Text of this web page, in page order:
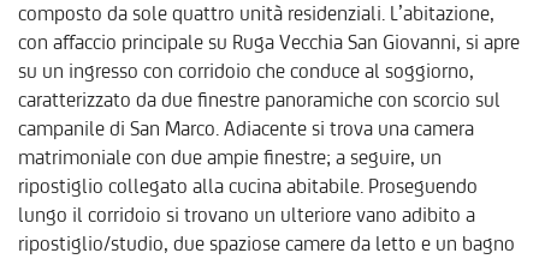
composto da sole quattro unità residenziali. L’abitazione,
con affaccio principale su Ruga Vecchia San Giovanni, si apre
su un ingresso con corridoio che conduce al soggiorno,
caratterizzato da due finestre panoramiche con scorcio sul
campanile di San Marco. Adiacente si trova una camera
matrimoniale con due ampie finestre; a seguire, un
ripostiglio collegato alla cucina abitabile. Proseguendo
lungo il corridoio si trovano un ulteriore vano adibito a
ripostiglio/studio, due spaziose camere da letto e un bagno